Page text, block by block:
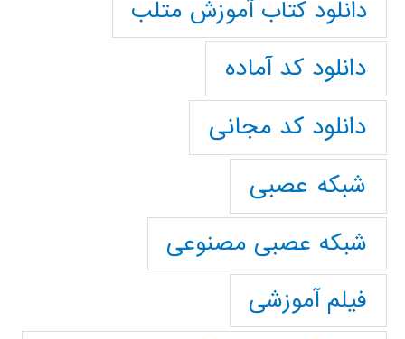
دانلود کتاب آموزش متلب
دانلود کد آماده
دانلود کد مجانی
شبکه عصبی
شبکه عصبی مصنوعی
فیلم آموزشی